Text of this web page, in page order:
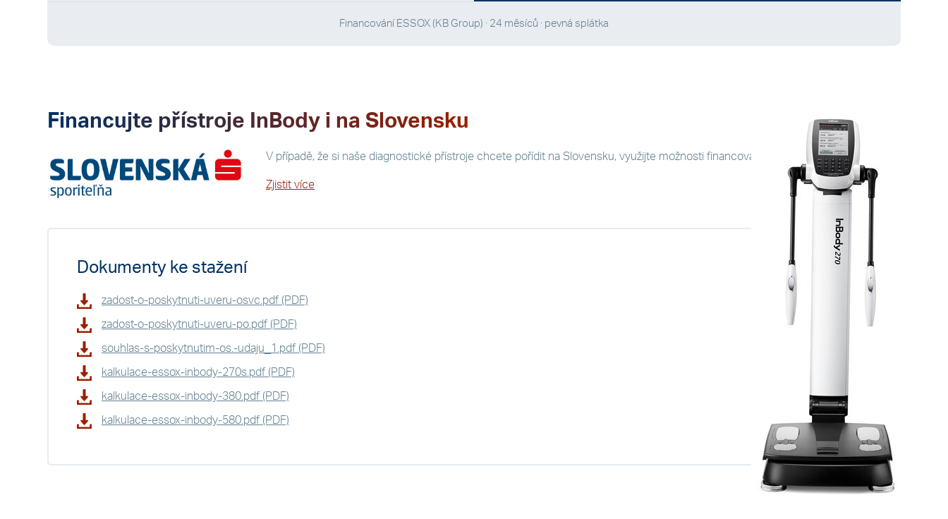
Financování ESSOX (KB Group) · 24 měsíců · pevná splátka
Financujte přístroje InBody i na Slovensku
V případě, že si naše diagnostické přístroje chcete pořídit na Slovensku, využijte možnosti financování se Slovenskou spořitelnou.
Zjistit více
Dokumenty ke stažení
zadost-o-poskytnuti-uveru-osvc.pdf (PDF)
zadost-o-poskytnuti-uveru-po.pdf (PDF)
souhlas-s-poskytnutim-os.-udaju_1.pdf (PDF)
kalkulace-essox-inbody-270s.pdf (PDF)
kalkulace-essox-inbody-380.pdf (PDF)
kalkulace-essox-inbody-580.pdf (PDF)